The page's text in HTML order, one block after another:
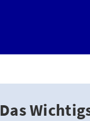
Das